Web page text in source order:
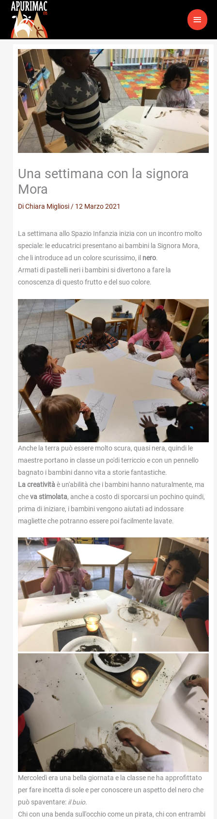
contenuto
Una settimana con la signora
Mora
DiChiara Migliosi / 12 Marzo 2021
La settimana allo Spazio Infanzia inizia con un incontro molto
speciale: le educatrici presentano ai bambini la Signora Mora,
che li introduce ad un colore scurissimo, il nero.
Armati di pastelli neri i bambini si divertono a fare la
conoscenza di questo frutto e del suo colore.
Anche la terra può essere molto scura, quasi nera, quindi le
maestre portano in classe un po'di terriccio e con un pennello
bagnato i bambini danno vita a storie fantastiche.
La creativitàè un'abilità che i bambini hanno naturalmente, ma
cheva stimolata, anche a costo di sporcarsi un pochino quindi,
prima di iniziare, i bambini vengono aiutati ad indossare
magliette che potranno essere poi facilmente lavate.
Mercoledì era una bella giornata e la classe ne ha approfittato
per fare incetta di sole e per conoscere un aspetto del nero che
può spaventare: il buio.
Chi con una benda sull'occhio come un pirata, chi con entrambi